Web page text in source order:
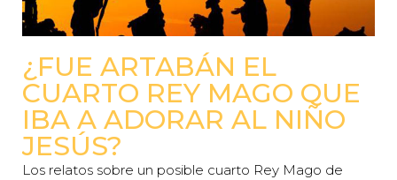
¿FUE ARTABÁN EL
CUARTO REY MAGO QUE
IBA A ADORAR AL NIÑO
JESÚS?
Los relatos sobre un posible cuarto Rey Mago de